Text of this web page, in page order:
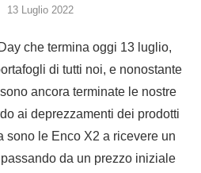
13 Luglio 2022
che termina oggi 13 luglio,
di tutti noi, e nonostante
ancora terminate le nostre
ai deprezzamenti dei prodotti
sono le Enco X2 a ricevere un
da un prezzo iniziale